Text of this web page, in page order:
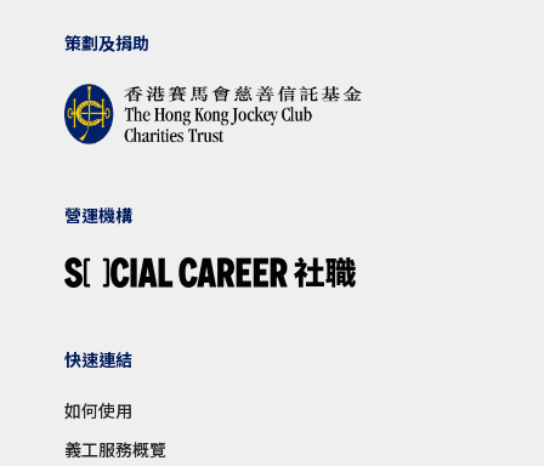
策劃及捐助
營運機構
快速連結
如何使用
義工服務概覽